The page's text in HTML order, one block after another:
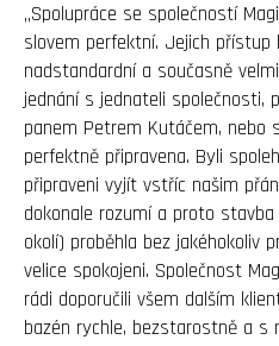
„Spolupráce se společností
slovem perfektní. Jejich přístup
nadstandardní a současně
jednání s jednateli společnosti,
panem Petrem Kutáčem, nebo
perfektně připravena. Byli
připraveni vyjít vstříc našim
dokonale rozumí a proto
okolí) proběhla bez jakéhokoliv
velice spokojeni. Společnost
rádi doporučili všem dalším
bazén rychle, bezstarostně a s